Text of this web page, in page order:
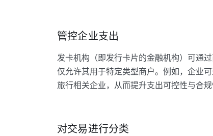
管控企业支出
发卡机构（即发行卡片的金融机构）可通
仅允许其用于特定类型商户。例如，企业
旅行相关企业，从而提升支出可控性与合规
对交易进行分类